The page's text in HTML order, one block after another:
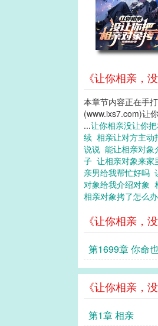
《让你相亲，
本章节内容正在手
(www.ixs7.com)让
...让你相亲没让你
续 相亲让对方主动
说说 能让相亲对象
子 让相亲对象来家
亲男给我帮忙好吗
对象给我介绍对象
相亲对象拷了怎么办
《让你相亲，
第1699章 你命
《让你相亲，
第1章 相亲